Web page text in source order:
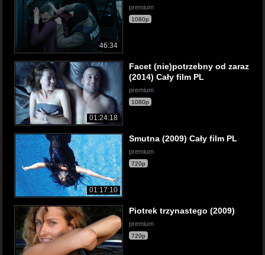
46:34
premium
1080p
01:24:18
Facet (nie)potrzebny od zaraz
(2014) Cały film PL
premium
1080p
01:17:10
Smutna (2009) Cały film PL
premium
720p
Piotrek trzynastego (2009)
premium
720p